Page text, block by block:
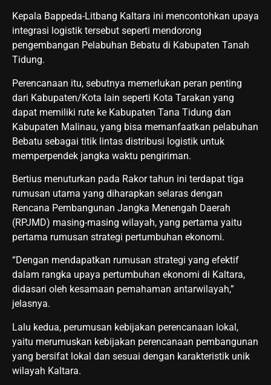
Kepala Bappeda-Litbang Kaltara ini mencontohkan upaya
integrasi logistik tersebut seperti mendorong
pengembangan Pelabuhan Bebatu di Kabupaten Tanah
Tidung.
Perencanaan itu, sebutnya memerlukan peran penting
dari Kabupaten/Kota lain seperti Kota Tarakan yang
dapat memiliki rute ke Kabupaten Tana Tidung dan
Kabupaten Malinau, yang bisa memanfaatkan pelabuhan
Bebatu sebagai titik lintas distribusi logistik untuk
memperpendek jangka waktu pengiriman.
Bertius menuturkan pada Rakor tahun ini terdapat tiga
rumusan utama yang diharapkan selaras dengan
Rencana Pembangunan Jangka Menengah Daerah
(RPJMD) masing-masing wilayah, yang pertama yaitu
pertama rumusan strategi pertumbuhan ekonomi.
“Dengan mendapatkan rumusan strategi yang efektif
dalam rangka upaya pertumbuhan ekonomi di Kaltara,
didasari oleh kesamaan pemahaman antarwilayah,”
jelasnya.
Lalu kedua, perumusan kebijakan perencanaan lokal,
yaitu merumuskan kebijakan perencanaan pembangunan
yang bersifat lokal dan sesuai dengan karakteristik unik
wilayah Kaltara.